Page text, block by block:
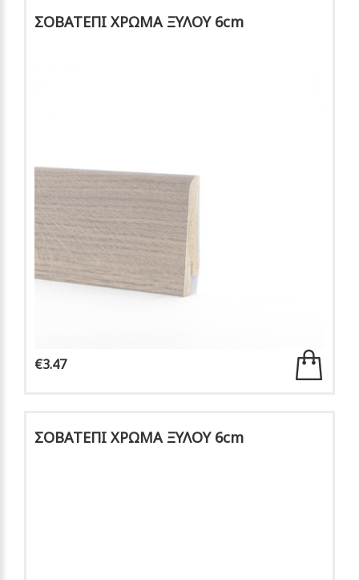
ΣΟΒΑΤΕΠΙ ΧΡΩΜΑ ΞΥΛΟΥ 6cm
€3.47
ΣΟΒΑΤΕΠΙ ΧΡΩΜΑ ΞΥΛΟΥ 6cm